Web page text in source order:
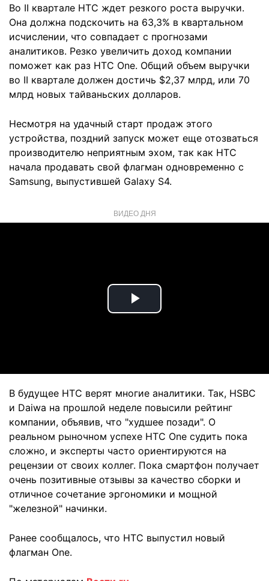
Во II квартале HTC ждет резкого роста выручки.
Она должна подскочить на 63,3% в квартальном
исчислении, что совпадает с прогнозами
аналитиков. Резко увеличить доход компании
поможет как раз HTC One. Общий объем выручки
во II квартале должен достичь $2,37 млрд, или 70
млрд новых тайваньских долларов.
Несмотря на удачный старт продаж этого
устройства, поздний запуск может еще отозваться
производителю неприятным эхом, так как HTC
начала продавать свой флагман одновременно с
Samsung, выпустившей Galaxy S4.
ВИДЕО ДНЯ
Play
В будущее HTC верят многие аналитики. Так, HSBC
и Daiwa на прошлой неделе повысили рейтинг
компании, объявив, что "худшее позади". О
реальном рыночном успехе HTC One судить пока
сложно, и эксперты часто ориентируются на
рецензии от своих коллег. Пока смартфон получает
очень позитивные отзывы за качество сборки и
отличное сочетание эргономики и мощной
"железной" начинки.
Ранее сообщалось, что HTC выпустил новый
флагман One.